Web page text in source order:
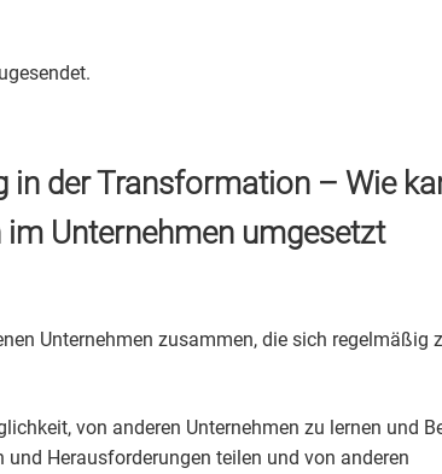
in der Transformation – Wie
Unternehmen umgesetzt
Unternehmen zusammen, die sich regelmäßig
von anderen Unternehmen zu lernen und
Herausforderungen teilen und von anderen